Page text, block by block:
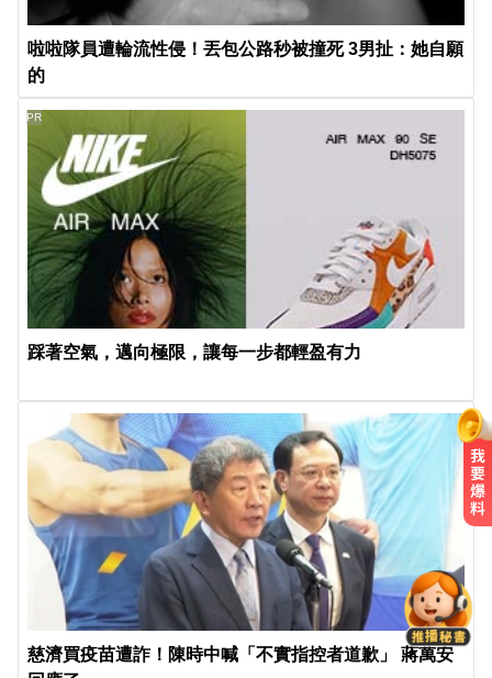
啦啦隊員遭輪流性侵！丟包公路秒被撞死 3男扯：她自願
的
踩著空氣，邁向極限，讓每一步都輕盈有力
PR
慈濟買疫苗遭詐！陳時中喊「不實指控者道歉」 蔣萬安
緯創股利2度延發史上首例 金管會
說重話：考慮收回股務自辦
白海豚颱風移動變慢！專家：影響
時間拉長 北台恐迎狂風暴雨